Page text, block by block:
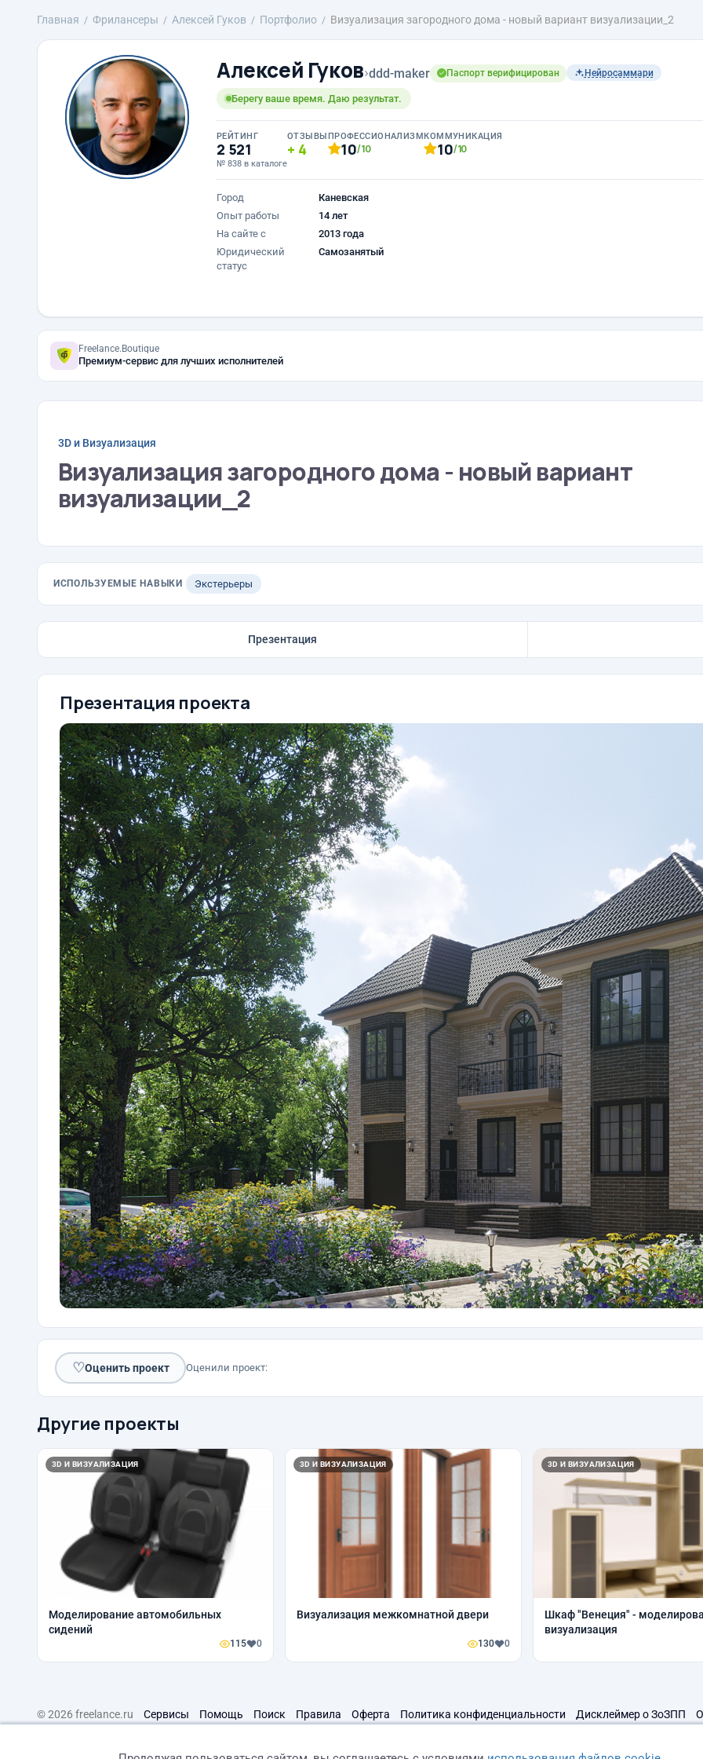
Главная Фрилансеры Алексей Гуков Портфолио Визуализация загородного дома - новый вариант визуализации_2
Алексей Гуков›ddd-maker Паспорт верифицирован Нейросаммари
Берегу ваше время. Даю результат.
РЕЙТИНГ
2 521
№ 838 в каталоге
ОТЗЫВЫ
4
ПРОФЕССИОНАЛИЗМ
10/10
КОММУНИКАЦИЯ
10/10
Город
Каневская
Опыт работы
14 лет
На сайте с
2013 года
Юридический
статус
Самозанятый
Freelance.Boutique
Премиум-сервис для лучших исполнителей
3D и Визуализация
Визуализация загородного дома - новый вариант
визуализации_2
ИСПОЛЬЗУЕМЫЕ НАВЫКИ Экстерьеры
Презентация
Презентация проекта
♡Оценить проект Оценили проект:
Другие проекты
3D И ВИЗУАЛИЗАЦИЯ
Моделирование автомобильных
сидений
115 0
3D И ВИЗУАЛИЗАЦИЯ
Визуализация межкомнатной двери
130 0
3D И ВИЗУАЛИЗАЦИЯ
Шкаф "Венеция" -
визуализация
© 2026 freelance.ru Сервисы Помощь Поиск Правила Оферта Политика конфиденциальности Дисклеймер о ЗоЗПП